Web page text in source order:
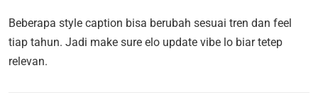
Beberapa style caption bisa berubah sesuai tren dan feel
tiap tahun. Jadi make sure elo update vibe lo biar tetep
relevan.